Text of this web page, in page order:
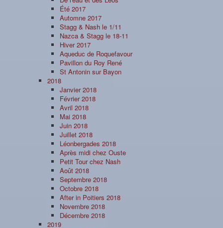
Été 2017
Automne 2017
Stagg & Nash le 1/11
Nazca & Stagg le 18-11
Hiver 2017
Aqueduc de Roquefavour
Pavillon du Roy René
St Antonin sur Bayon
2018
Janvier 2018
Février 2018
Avril 2018
Mai 2018
Juin 2018
Juillet 2018
Léonbergades 2018
Après midi chez Ouste
Petit Tour chez Nash
Août 2018
Septembre 2018
Octobre 2018
After in Poitiers 2018
Novembre 2018
Décembre 2018
2019